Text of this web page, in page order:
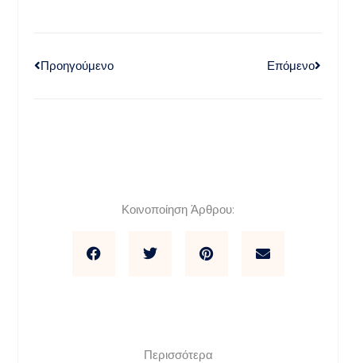
Προηγούμενο Επόμενο
Κοινοποίηση Άρθρου:
Περισσότερα